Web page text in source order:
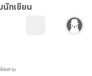
นักเขียน
ดตาม